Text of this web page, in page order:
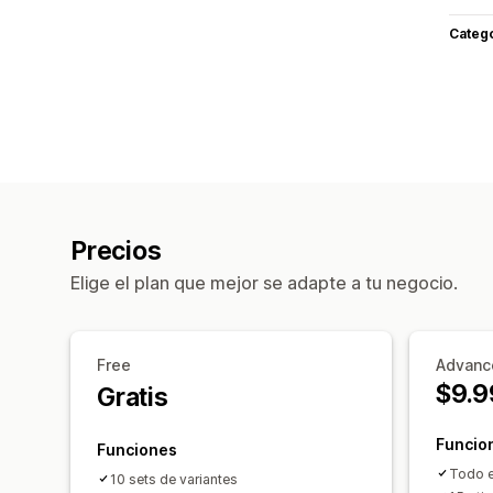
Precios
Elige el plan que mejor se adapte a tu negocio.
Free
Gratis
Funciones
10 sets de variantes
Todo